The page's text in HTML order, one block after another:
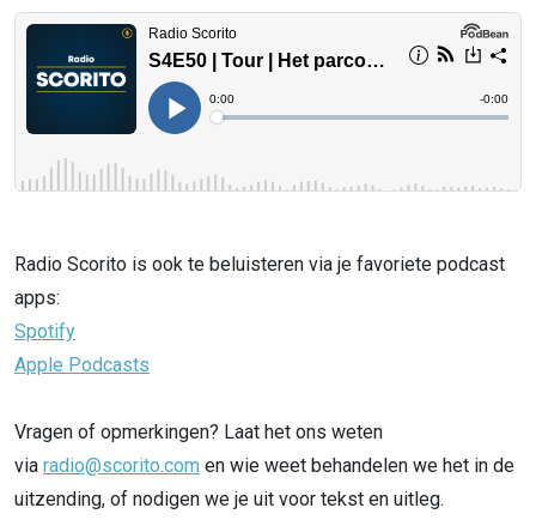
Radio Scorito is ook te beluisteren via je favoriete podcast
apps:
Spotify
Apple Podcasts
Vragen of opmerkingen? Laat het ons weten
via radio@scorito.com en wie weet behandelen we het in de
uitzending, of nodigen we je uit voor tekst en uitleg.